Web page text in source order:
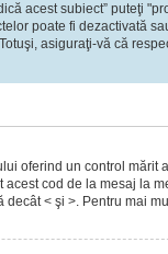
acest subiect” puteţi
poate fi dezactivată
asiguraţi-vă că
oferind un control
cod de la mesaj la
< şi >. Pentru mai